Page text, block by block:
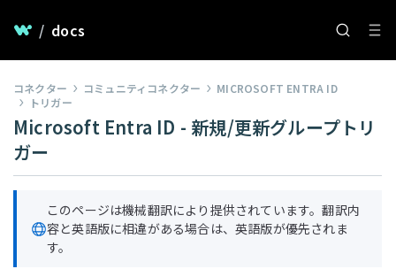
/ docs
コネクター コミュニティコネクター
MICROSOFT ENTRA ID
トリガー
Microsoft Entra ID - 新規/更新グループトリ
ガー
このページは機械翻訳により提供されています。翻訳内
容と英語版に相違がある場合は、英語版が優先されま
す。